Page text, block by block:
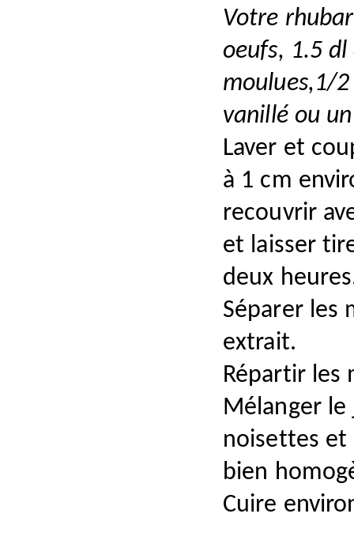
Votre
oeufs, 1.5
moulues,1/2
vanillé ou
Laver et
à 1 cm
recouvrir
et laisser
deux
Séparer les
extrait.
Répartir les
Mélanger
noisettes et
bien
Cuire